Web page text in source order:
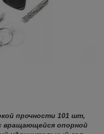
прочности 101 шт,
вращающейся опорной